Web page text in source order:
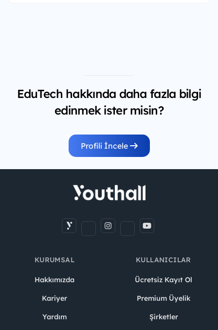
EduTech hakkında daha fazla bilgi
edinmek ister misin?
Profili İncele
KURUMSAL
Hakkımızda
Kariyer
Yardım
KULLANICILAR
Ücretsiz Kayıt Ol
Premium Üyelik
Şirketler